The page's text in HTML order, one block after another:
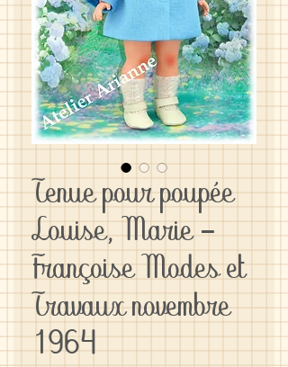
Tenue pour poupée
Louise, Marie -
Françoise Modes et
Travaux novembre
1964